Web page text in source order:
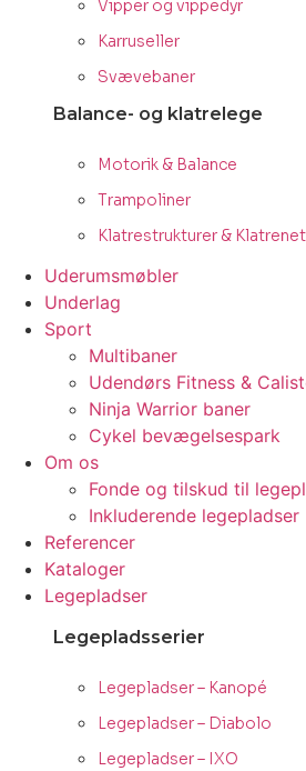
Vipper og vippedyr
Karruseller
Svævebaner
Balance- og klatrelege
Motorik & Balance
Trampoliner
Klatrestrukturer & Klatrenet
Uderumsmøbler
Underlag
Sport
Multibaner
Udendørs Fitness &
Ninja Warrior baner
Cykel bevægelsespark
Om os
Fonde og tilskud til
Inkluderende legepladser
Referencer
Kataloger
Legepladser
Legepladsserier
Legepladser – Kanopé
Legepladser – Diabolo
Legepladser – IXO